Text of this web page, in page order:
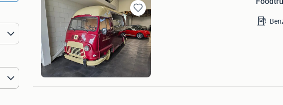
Bewaren
in
Mijn
Favorieten
Smart Specialist Lunteren
Ede